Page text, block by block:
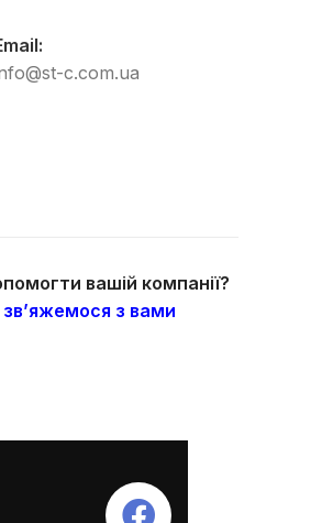
c.com.ua
вашій компанії?
з вами